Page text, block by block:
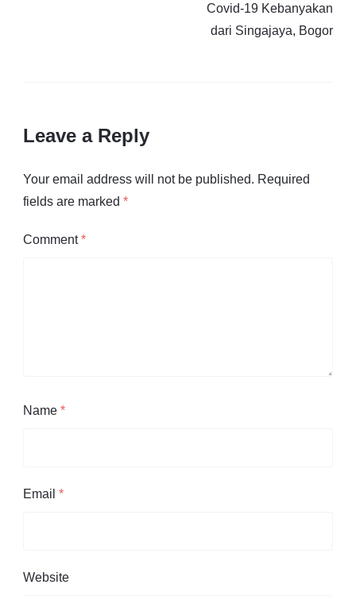
Covid-19 Kebanyakan
dari Singajaya, Bogor
Leave a Reply
Your email address will not be published. Required
fields are marked *
Comment*
Name *
Email *
Website